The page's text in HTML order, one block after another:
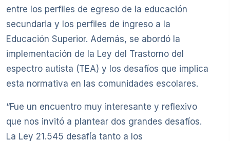
entre los perfiles de egreso de la educación
secundaria y los perfiles de ingreso a la
Educación Superior. Además, se abordó la
implementación de la Ley del Trastorno del
espectro autista (TEA) y los desafíos que implica
esta normativa en las comunidades escolares.
“Fue un encuentro muy interesante y reflexivo
que nos invitó a plantear dos grandes desafíos.
La Ley 21.545 desafía tanto a los